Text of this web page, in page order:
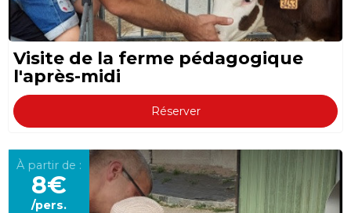
Visite de la ferme pédagogique
l'après-midi
Réserver
À partir de :
8€
/pers.